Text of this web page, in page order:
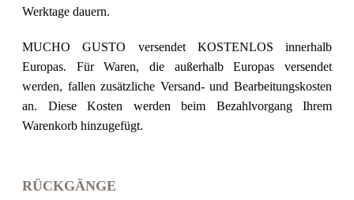
Werktage dauern.
MUCHO GUSTO versendet KOSTENLOS innerhalb
Europas. Für Waren, die außerhalb Europas versendet
werden, fallen zusätzliche Versand- und Bearbeitungskosten
an. Diese Kosten werden beim Bezahlvorgang Ihrem
Warenkorb hinzugefügt.
RÜCKGÄNGE